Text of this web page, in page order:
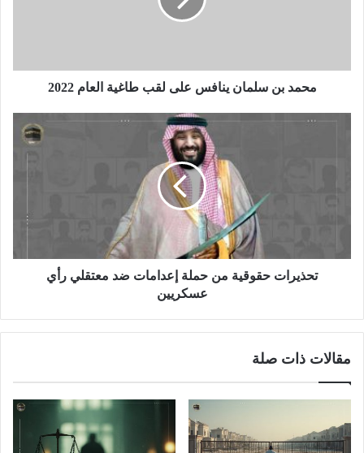
محمد بن سلمان ينافس على لقب طاغية العام 2022
تحذيرات حقوقية من حملة إعدامات ضد معتقلي رأي
عسكريين
مقالات ذات صلة